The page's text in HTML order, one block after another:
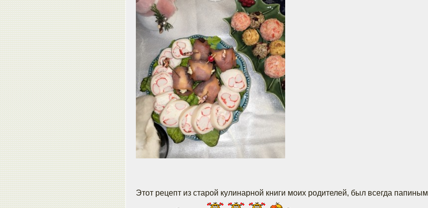
Этот рецепт из старой кулинарной книги моих родителей, был всегда папиным